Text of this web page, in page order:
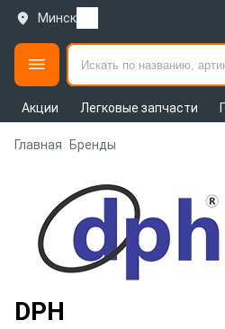
Минск
Акции Легковые запчасти
Главная Бренды
DPH